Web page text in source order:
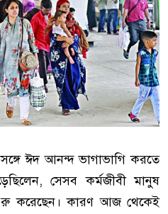
ঈদ আনন্দ ভাগাভাগি করতে
সেসব কর্মজীবী মানুষ
করেছেন। কারণ আজ থেকেই